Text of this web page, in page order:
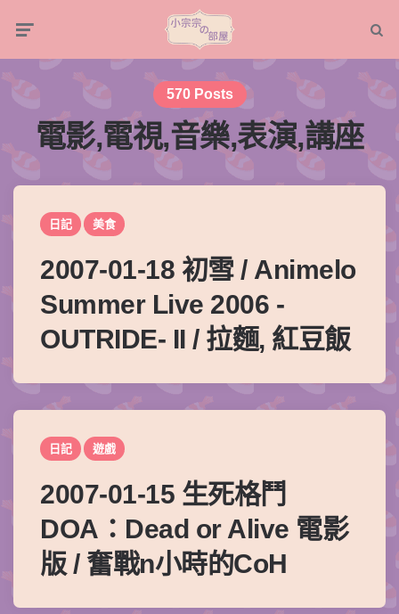
570 Posts
電影,電視,音樂,表演,講座
日記 美食
2007-01-18 初雪 / Animelo
Summer Live 2006 -
OUTRIDE- II / 拉麵, 紅豆飯
日記 遊戲
2007-01-15 生死格鬥
DOA：Dead or Alive 電影
版 / 奮戰n小時的CoH